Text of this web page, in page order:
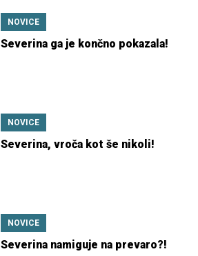
NOVICE
Severina ga je končno pokazala!
NOVICE
Severina, vroča kot še nikoli!
NOVICE
Severina namiguje na prevaro?!